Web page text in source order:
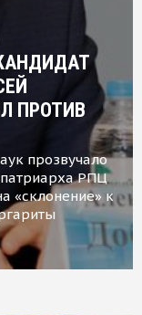
ПРОТИВ
прозвучало
РПЦ
«склонение» к